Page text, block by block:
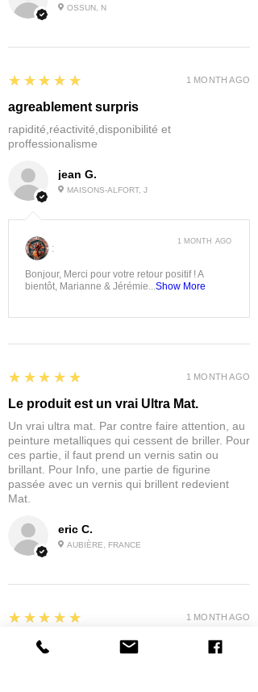
OSSUN, N
jean G.
MAISONS-ALFORT, J
5
★★★★★
agreablement surpris
rapidité,réactivité,disponibilité et
proffessionalisme
1 MONTH AGO
:
Bonjour, Merci pour votre retour positif ! A
bientôt, Marianne & Jérémie...Show More
1 MONTH AGO
eric C.
AUBIÈRE, FRANCE
5
★★★★★
Le produit est un vrai Ultra Mat.
Un vrai ultra mat. Par contre faire attention, au
peinture metalliques qui cessent de briller. Pour
ces partie, il faut prend un vernis satin ou
brillant. Pour Info, une partie de figurine
passée avec un vernis qui brillent redevient
Mat.
1 MONTH AGO
5
★★★★★
tres bonne
1 MONTH AGO